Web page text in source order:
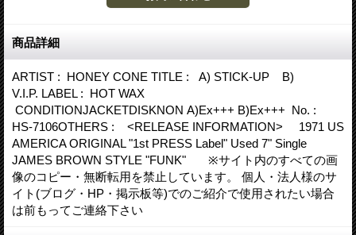
商品詳細
ARTIST : HONEY CONE TITLE : A) STICK-UP B)
V.I.P. LABEL : HOT WAX
CONDITIONJACKETDISKNON A)Ex+++ B)Ex+++ No. :
HS-7106OTHERS : <RELEASE INFORMATION> 1971 US
AMERICA ORIGINAL "1st PRESS Label" Used 7" Single
JAMES BROWN STYLE "FUNK" ※サイト内のすべての画
像のコピー・無断転用を禁止しています。 個人・法人様のサ
イト(ブログ・HP・掲示板等)でのご紹介で使用されたい場合
は前もってご連絡下さい